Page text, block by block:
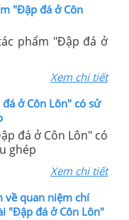
"Đập đá ở Côn
phẩm "Đập đá ở
Xem chi tiết
ở Côn Lôn" có sử
đá ở Côn Lôn" có
ghép
Xem chi tiết
về quan niệm chí
"Đập đá ở Côn Lôn"